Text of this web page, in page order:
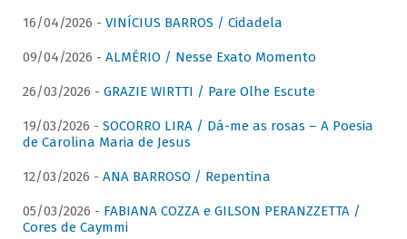
16/04/2026 - VINÍCIUS BARROS / Cidadela
09/04/2026 - ALMÉRIO / Nesse Exato Momento
26/03/2026 - GRAZIE WIRTTI / Pare Olhe Escute
19/03/2026 - SOCORRO LIRA / Dá-me as rosas – A Poesia
de Carolina Maria de Jesus
12/03/2026 - ANA BARROSO / Repentina
05/03/2026 - FABIANA COZZA e GILSON PERANZZETTA /
Cores de Caymmi